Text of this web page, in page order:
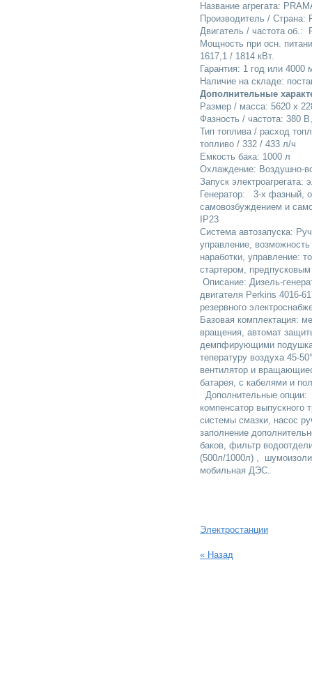
Название агрегата:
Производитель / Страна:
Двигатель / частота
Мощность при осн.
1617,1 / 1814 кВт.
Гарантия: 1 год или 4000
Наличие на складе:
Дополнительные
Размер / масса: 5620 x
Фазность / частота: 380
Тип топлива / расход
топливо / 332 / 433 л/ч
Емкость бака: 1000 л
Охлаждение: Воздушно-
Запуск электроагрегата:
Генератор: 3-х фазный,
самовозбуждением и
IP23
Система автозапуска:
управление,
наработки, управление:
стартером,
Описание: Дизель-
двигателя Perkins 4016-
резервного
Базовая комплектация:
вращения, автомат
демпфирующими
тепературу воздуха 45-
вентилятор и
батарея, с кабелями и
Дополнительные опции:
компенсатор выпускного
системы смазки, насос
заполнение
баков, фильтр
(500л/1000л) ,
мобильная ДЭС.
Электростанции
« Назад